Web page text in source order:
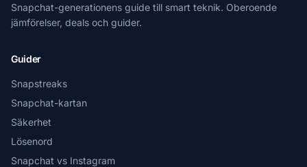
Snapchat-generationens guide till smart teknik. Oberoende
jämförelser, deals och guider.
Guider
Snapstreaks
Snapchat-kartan
Säkerhet
Lösenord
Snapchat vs Instagram